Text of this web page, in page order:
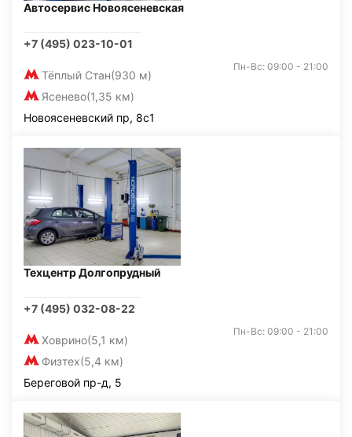
Автосервис Новоясеневская
+7 (495) 023-10-01
Тёплый Стан(930 м)
Ясенево(1,35 км)
Пн-Вс: 09:00 - 21:00
Новоясеневский пр, 8с1
Техцентр Долгопрудный
+7 (495) 032-08-22
Ховрино(5,1 км)
Физтех(5,4 км)
Пн-Вс: 09:00 - 21:00
Береговой пр-д, 5